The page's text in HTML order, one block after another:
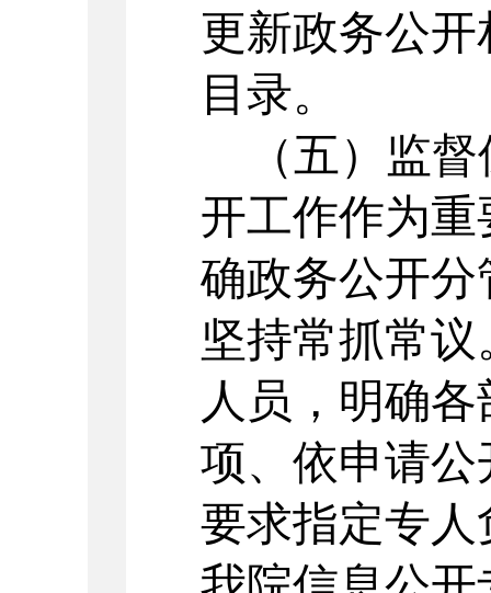
更新政务公开
目录。
（五） 监
开工作作为
确政务公开
坚持常抓常
人员，明确各
项、依申请
要求指定专